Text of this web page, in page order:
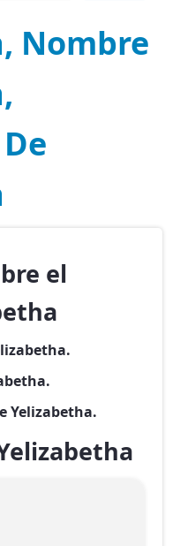
Nombre
el
Yelizabetha.